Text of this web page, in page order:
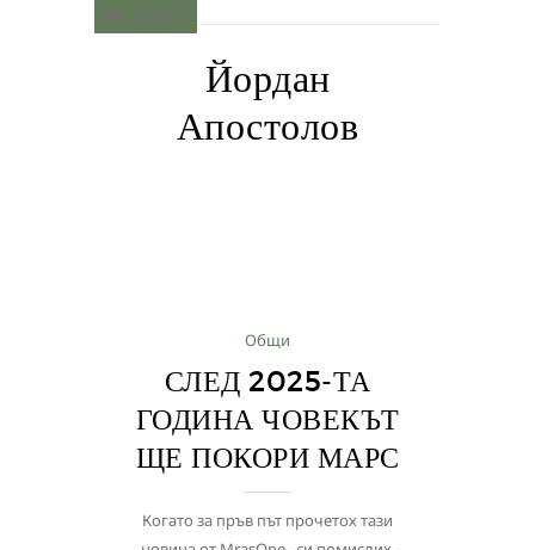
Йордан
Апостолов
Общи
СЛЕД 2025-ТА
ГОДИНА ЧОВЕКЪТ
ЩЕ ПОКОРИ МАРС
Когато за пръв път прочетох тази